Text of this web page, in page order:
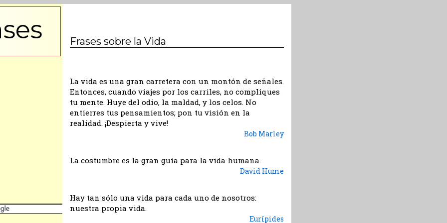
Frases sobre la Vida
La vida es una gran carretera con un montón de señales.
Entonces, cuando viajes por los carriles, no compliques
tu mente. Huye del odio, la maldad, y los celos. No
entierres tus pensamientos; pon tu visión en la
realidad. ¡Despierta y vive!
Bob Marley
La costumbre es la gran guía para la vida humana.
David Hume
Hay tan sólo una vida para cada uno de nosotros:
nuestra propia vida.
Eurípides